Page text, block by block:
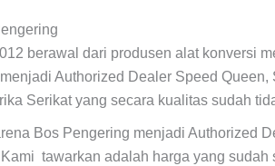
berawal dari produsen alat konversi
Authorized Dealer Speed
Serikat yang secara kualitas sudah
Bos Pengering menjadi Authorized
tawarkan adalah harga yang sudah